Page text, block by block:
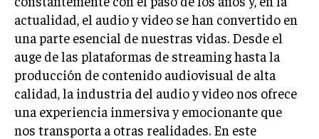
actualidad, el audio y video se han convertido en
una parte esencial de nuestras vidas. Desde el
auge de las plataformas de streaming hasta la
producción de contenido audiovisual de alta
calidad, la industria del audio y video nos ofrece
una experiencia inmersiva y emocionante que
nos transporta a otras realidades. En este